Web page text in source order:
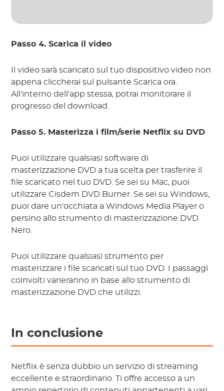
Passo 4. Scarica il video
Il video sarà scaricato sul tuo dispositivo video non
appena cliccherai sul pulsante Scarica ora.
All'interno dell'app stessa, potrai monitorare il
progresso del download.
Passo 5. Masterizza i film/serie Netflix su DVD
Puoi utilizzare qualsiasi software di
masterizzazione DVD a tua scelta per trasferire il
file scaricato nel tuo DVD. Se sei su Mac, puoi
utilizzare Cisdem DVD Burner. Se sei su Windows,
puoi dare un'occhiata a Windows Media Player o
persino allo strumento di masterizzazione DVD
Nero.
Puoi utilizzare qualsiasi strumento per
masterizzare i file scaricati sul tuo DVD. I passaggi
coinvolti varieranno in base allo strumento di
masterizzazione DVD che utilizzi.
In conclusione
Netflix è senza dubbio un servizio di streaming
eccellente e straordinario. Ti offre accesso a un